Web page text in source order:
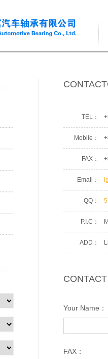
TEL：
Mobile：
FAX：
Email：
QQ：
P.I.C：
ADD：
Your Name：
FAX：